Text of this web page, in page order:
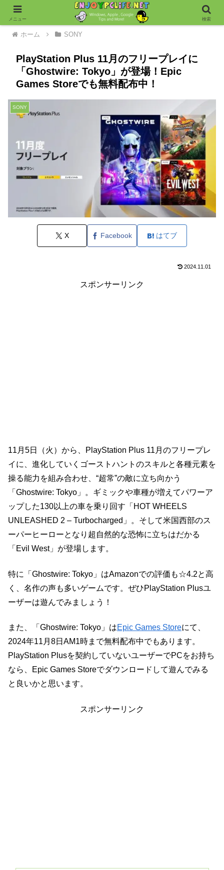
ホーム SONY
PlayStation Plus 11月のフリープレイに
「Ghostwire: Tokyo」が登場！Epic
Games Storeでも無料配布中！
SONY
X Facebook はてブ
2024.11.01
スポンサーリンク
11月5日（火）から、PlayStation Plus 11月のフリープレ
イに、進化していくゴーストハントのスキルと各種元素を
操る能力を組み合わせ、“超常”の敵に立ち向かう
「Ghostwire: Tokyo」。ギミックや車種が増えてパワーア
ップした130以上の車を乗り回す「HOT WHEELS
UNLEASHED 2 – Turbocharged」。そして米国西部のス
ーパーヒーローとなり超自然的な恐怖に立ちはだかる
「Evil West」が登場します。
特に「Ghostwire: Tokyo」はAmazonでの評価も☆4.2と高
く、名作の声も多いゲームです。ぜひPlayStation Plusユ
ーザーは遊んでみましょう！
また、「Ghostwire: Tokyo」はEpic Games Storeにて、
2024年11月8日AM1時まで無料配布中でもあります。
PlayStation Plusを契約していないユーザーでPCをお持ち
なら、Epic Games Storeでダウンロードして遊んでみる
と良いかと思います。
スポンサーリンク
メニュー 検索